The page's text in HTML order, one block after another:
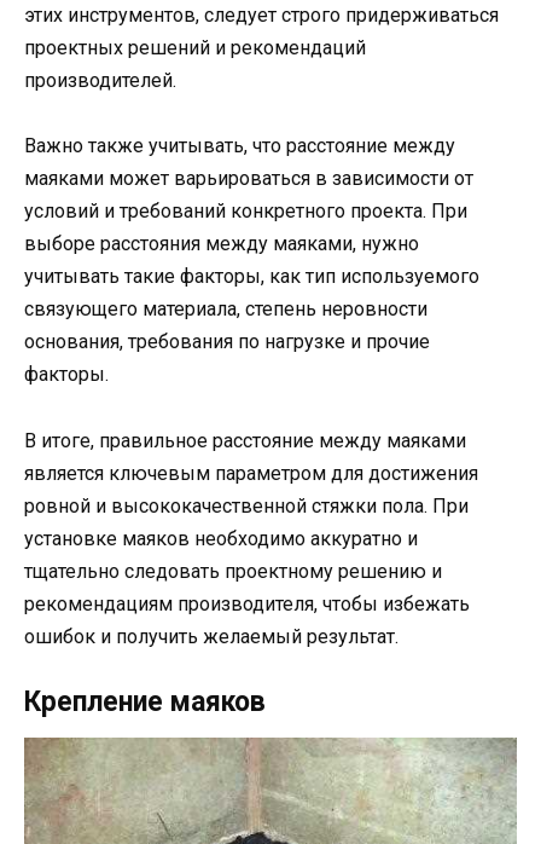
этих инструментов, следует строго придерживаться
проектных решений и рекомендаций
производителей.
Важно также учитывать, что расстояние между
маяками может варьироваться в зависимости от
условий и требований конкретного проекта. При
выборе расстояния между маяками, нужно
учитывать такие факторы, как тип используемого
связующего материала, степень неровности
основания, требования по нагрузке и прочие
факторы.
В итоге, правильное расстояние между маяками
является ключевым параметром для достижения
ровной и высококачественной стяжки пола. При
установке маяков необходимо аккуратно и
тщательно следовать проектному решению и
рекомендациям производителя, чтобы избежать
ошибок и получить желаемый результат.
Крепление маяков